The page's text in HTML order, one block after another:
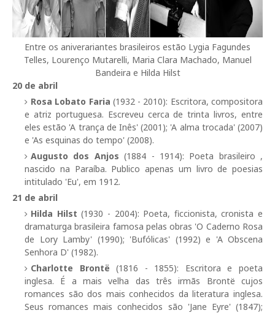
Entre os aniverariantes brasileiros estão Lygia Fagundes
Telles, Lourenço Mutarelli, Maria Clara Machado, Manuel
Bandeira e Hilda Hilst
20 de abril
Rosa Lobato Faria (1932 - 2010): Escritora, compositora
e atriz portuguesa. Escreveu cerca de trinta livros, entre
eles estão 'A trança de Inês' (2001); 'A alma trocada' (2007)
e 'As esquinas do tempo' (2008).
Augusto dos Anjos (1884 - 1914): Poeta brasileiro ,
nascido na Paraíba. Publico apenas um livro de poesias
intitulado 'Eu', em 1912.
21 de abril
Hilda Hilst(1930 - 2004): Poeta, ficcionista, cronista e
dramaturga brasileira famosa pelas obras 'O Caderno Rosa
de Lory Lamby' (1990); 'Bufólicas' (1992) e 'A Obscena
Senhora D' (1982).
Charlotte Brontë (1816 - 1855): Escritora e poeta
inglesa. É a mais velha das três irmãs Brontë cujos
romances são dos mais conhecidos da literatura inglesa.
Seus romances mais conhecidos são 'Jane Eyre' (1847);